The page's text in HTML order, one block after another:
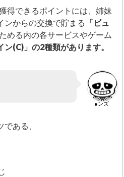
得できるポイントには、姉妹
ンからの交換で貯まる 「ビュ
める内の各サービスやゲーム
ン(C)」の2種類があります。
●ンズ
ある、